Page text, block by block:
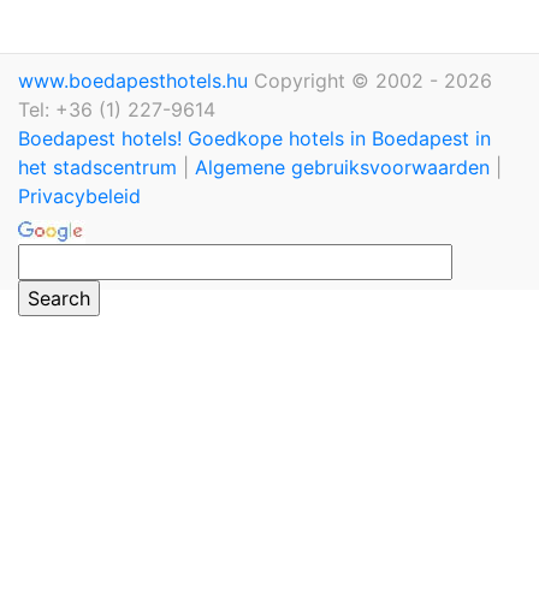
www.boedapesthotels.hu Copyright © 2002 - 2026
Tel: +36 (1) 227-9614
Boedapest hotels! Goedkope hotels in Boedapest in
het stadscentrum
Algemene gebruiksvoorwaarden
Privacybeleid